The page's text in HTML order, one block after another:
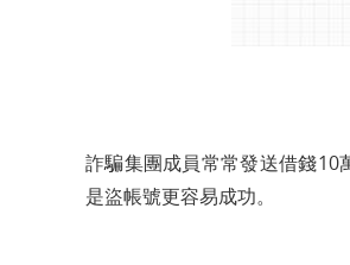
詐騙集團成員常常發送借錢10
是盜帳號更容易成功。